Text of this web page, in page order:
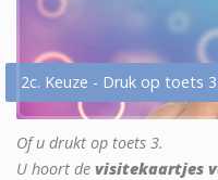
2c. Keuze - Druk op toets
Of u drukt op toets 3.
U hoort de visitekaartjes